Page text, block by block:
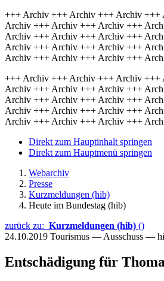
+++ Archiv +++ Archiv +++ Archiv
Archiv +++ Archiv +++ Archiv +++
Archiv +++ Archiv +++ Archiv +++
Archiv +++ Archiv +++ Archiv +++
Archiv +++ Archiv +++ Archiv +++
+++ Archiv +++ Archiv +++ Archiv
Archiv +++ Archiv +++ Archiv +++
Archiv +++ Archiv +++ Archiv +++
Archiv +++ Archiv +++ Archiv +++
Archiv +++ Archiv +++ Archiv +++
Direkt zum Hauptinhalt springen
Direkt zum Hauptmenü springen
Webarchiv
Presse
Kurzmeldungen (hib)
Heute im Bundestag (hib)
zurück zu: Kurzmeldungen (hib) ()
24.10.2019 Tourismus — Ausschuss —
Entschädigung für